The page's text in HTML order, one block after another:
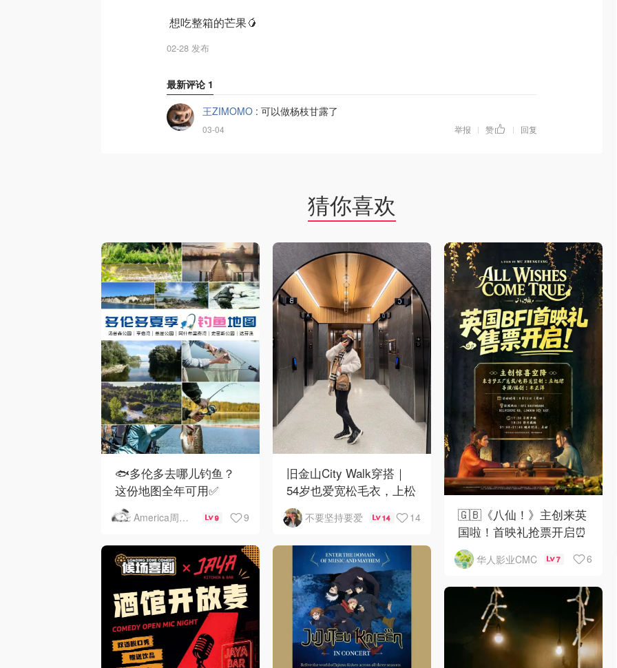
想吃整箱的芒果🥭
02-28 发布
最新评论 1
王ZIMOMO : 可以做杨枝甘露了
03-04 举报 | 赞 | 回复
猜你喜欢
🐟多伦多去哪儿钓鱼？
这份地图全年可用✅
America周末快讯 9 9
旧金山City Walk穿搭｜
54岁也爱宽松毛衣，上松
下紧真的很救比例
不要坚持要爱 14 14
🇬🇧《八仙！》主创来英
国啦！首映礼抢票开启⏰
华人影业CMC 7 6